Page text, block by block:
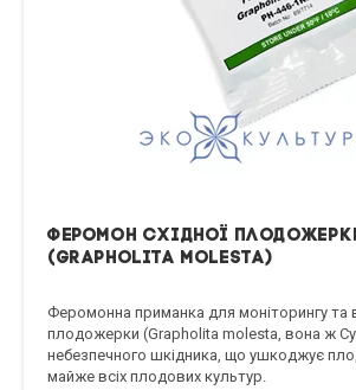
Феромон східної
(Grapholita molesta)
Феромонна приманка для моніторингу та
плодожерки (Grapholita molesta, вона ж
небезпечного шкідника, що ушкоджує
майже всіх плодових культур.